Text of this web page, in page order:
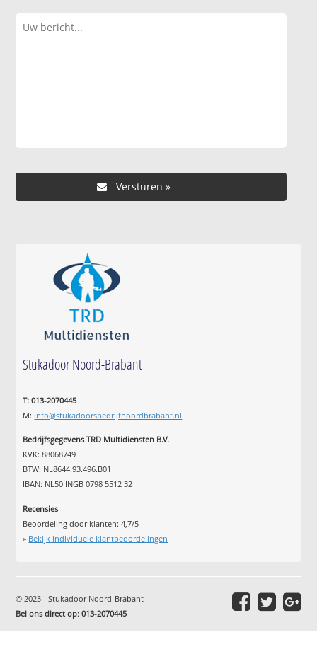
Stukadoor Noord-Brabant
T: 013-2070445
M: info@stukadoorsbedrijfnoordbrabant.nl
Bedrijfsgegevens TRD Multidiensten B.V.
KVK: 88068749
BTW: NL8644.93.496.B01
IBAN: NL50 INGB 0798 5512 32
Recensies
Beoordeling door klanten:4,7/5
» Bekijk individuele klantbeoordelingen
© 2023 - Stukadoor Noord-Brabant
Bel ons direct op:013-2070445